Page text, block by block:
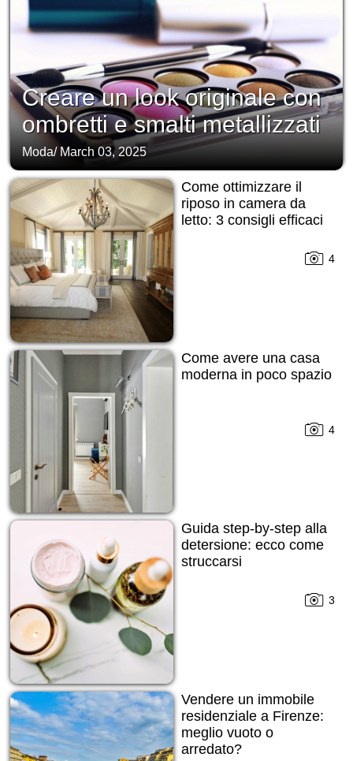
Creare un look originale con
ombretti e smalti metallizzati
Moda/ March 03, 2025
Come ottimizzare il
riposo in camera da
letto: 3 consigli efficaci
4
Come avere una casa
moderna in poco spazio
4
Guida step-by-step alla
detersione: ecco come
struccarsi
3
Vendere un immobile
residenziale a Firenze:
meglio vuoto o
arredato?